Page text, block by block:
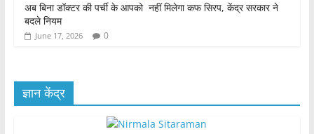
अब बिना डॉक्टर की पर्ची के आपको नहीं मिलेगा कफ सिरप, केंद्र सरकार ने
बदले नियम
June 17, 2026 0
ज्ञान केंद्र